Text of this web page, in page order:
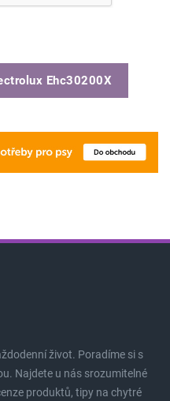
Ehc30200X
život. Poradíme si s
Najdete u nás srozumitelné
produktů, tipy na chytré